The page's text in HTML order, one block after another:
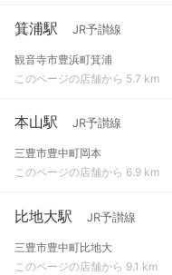
箕浦駅 JR予讃線
観音寺市豊浜町箕浦
このページの店舗から 5.7 km
本山駅 JR予讃線
三豊市豊中町岡本
このページの店舗から 6.9 km
比地大駅 JR予讃線
三豊市豊中町比地大
このページの店舗から 9.1 km